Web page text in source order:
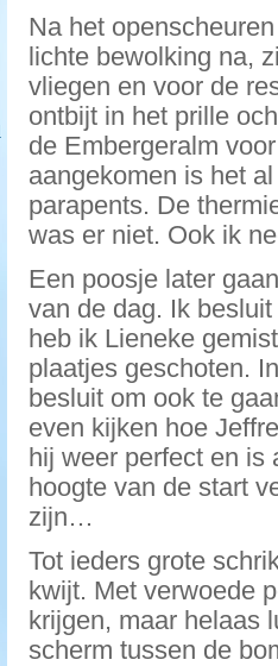
Na het
lichte bewolking na,
vliegen en voor de
ontbijt in het prille
de Embergeralm
aangekomen is het
parapents. De
was er niet. Ook ik
Een poosje later
van de dag. Ik
heb ik Lieneke
plaatjes geschoten.
besluit om ook te
even kijken hoe
hij weer perfect en is
hoogte van de start
zijn…
Tot ieders grote
kwijt. Met verwoede
krijgen, maar helaas
scherm tussen de